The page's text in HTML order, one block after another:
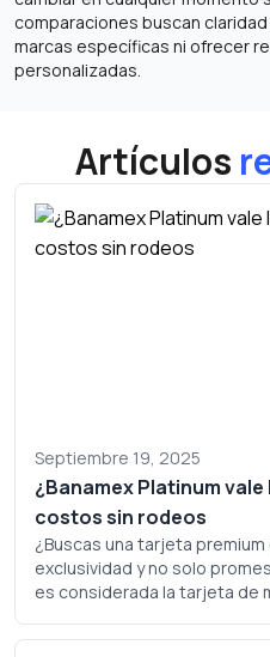
comparaciones buscan
marcas específicas ni ofrecer
personalizadas.
Artículos
Septiembre 19, 2025
¿Banamex Platinum
costos sin rodeos
¿Buscas una tarjeta
exclusividad y no solo
es considerada la tarjeta de
costo? Analicemos a fondo